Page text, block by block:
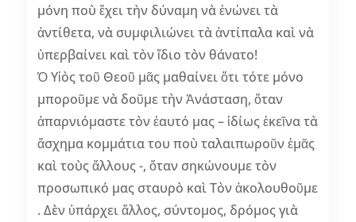
μόνη ποὺ ἔχει τὴν δύναμη νὰ ἑνώνει τὰ
ἀντίθετα, νὰ συμφιλιώνει τὰ ἀντίπαλα καὶ νὰ
ὑπερβαίνει καὶ τὸν ἴδιο τὸν θάνατο!
Ὁ Υἱὸς τοῦ Θεοῦ μᾶς μαθαίνει ὅτι τότε μόνο
μποροῦμε νὰ δοῦμε τὴν Ἀνάσταση, ὅταν
ἀπαρνιόμαστε τὸν ἑαυτό μας – ἰδίως ἐκεῖνα τὰ
ἄσχημα κομμάτια του ποὺ ταλαιπωροῦν ἐμᾶς
καὶ τοὺς ἄλλους -, ὅταν σηκώνουμε τὸν
προσωπικό μας σταυρὸ καὶ Τὸν ἀκολουθοῦμε
. Δὲν ὑπάρχει ἄλλος, σύντομος, δρόμος γιὰ